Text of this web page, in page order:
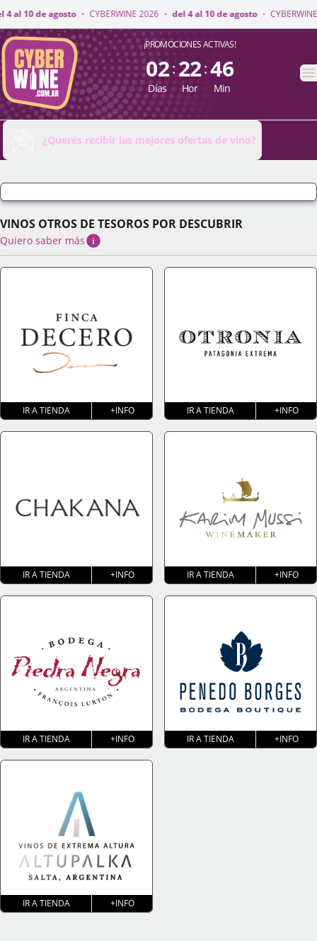
2026 · del 4 al 10 de agosto · CYBERWINE 2026 · del 4 al 10 de agosto
CyberWine ¡PROMOCIONES ACTIVAS!
02
Días
: 22
Hor
:46
Min
¿Querés recibir las mejores ofertas de vino?
VINOS OTROS DE TESOROS POR DESCUBRIR
Quiero saber más
IR A TIENDA +INFO IR A TIENDA +INFO
IR A TIENDA +INFO IR A TIENDA +INFO
IR A TIENDA +INFO IR A TIENDA +INFO
IR A TIENDA +INFO